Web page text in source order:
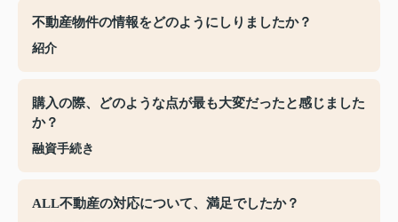
不動産物件の情報をどのようにしりましたか？
紹介
購入の際、どのような点が最も大変だったと感じました
か？
融資手続き
ALL不動産の対応について、満足でしたか？